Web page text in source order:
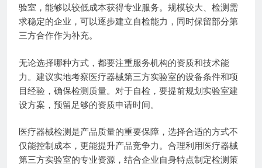
验室，能够以较低成本获得专业服务。规模较大、检测需
求稳定的企业，可以逐步建立自检能力，同时保留部分第
三方合作作为补充。
无论选择哪种方式，都要注重服务机构的资质和技术能
力。建议实地考察医疗器械第三方实验室的设备条件和项
目经验，确保检测质量。对于自检，要提前规划实验室建
设方案，预留足够的资质申请时间。
医疗器械检测是产品质量的重要保障，选择合适的方式不
仅能控制成本，更能提升产品竞争力。合理利用医疗器械
第三方实验室的专业资源，结合企业自身特点制定检测策